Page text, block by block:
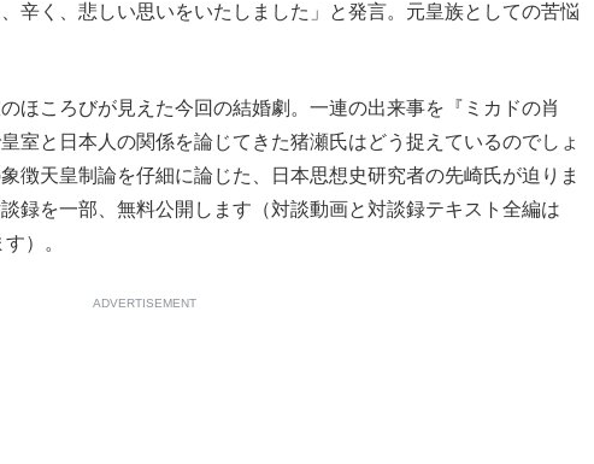
辛く、悲しい思いをいたしました」と発言。元皇族としての苦悩
ほころびが見えた今回の結婚劇。一連の出来事を『ミカドの肖
室と日本人の関係を論じてきた猪瀬氏はどう捉えているのでしょ
徴天皇制論を仔細に論じた、日本思想史研究者の先崎氏が迫りま
録を一部、無料公開します（対談動画と対談録テキスト全編は
）。
ADVERTISEMENT